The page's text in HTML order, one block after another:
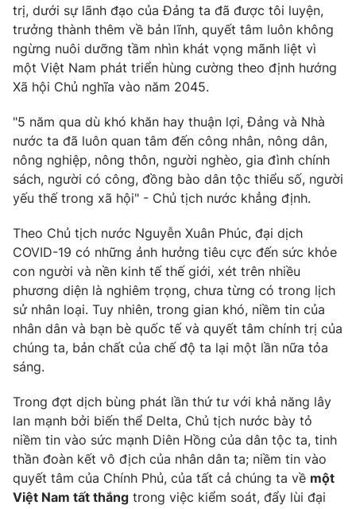
trị, dưới sự lãnh đạo của Đảng ta đã được tôi luyện,
trưởng thành thêm về bản lĩnh, quyết tâm luôn không
ngừng nuôi dưỡng tầm nhìn khát vọng mãnh liệt vì
một Việt Nam phát triển hùng cường theo định hướng
Xã hội Chủ nghĩa vào năm 2045.
"5 năm qua dù khó khăn hay thuận lợi, Đảng và Nhà
nước ta đã luôn quan tâm đến công nhân, nông dân,
nông nghiệp, nông thôn, người nghèo, gia đình chính
sách, người có công, đồng bào dân tộc thiểu số, người
yếu thế trong xã hội" - Chủ tịch nước khẳng định.
Theo Chủ tịch nước Nguyễn Xuân Phúc, đại dịch
COVID-19 có những ảnh hưởng tiêu cực đến sức khỏe
con người và nền kinh tế thế giới, xét trên nhiều
phương diện là nghiêm trọng, chưa từng có trong lịch
sử nhân loại. Tuy nhiên, trong gian khó, niềm tin của
nhân dân và bạn bè quốc tế và quyết tâm chính trị của
chúng ta, bản chất của chế độ ta lại một lần nữa tỏa
sáng.
Trong đợt dịch bùng phát lần thứ tư với khả năng lây
lan mạnh bởi biến thể Delta, Chủ tịch nước bày tỏ
niềm tin vào sức mạnh Diên Hồng của dân tộc ta, tinh
thần đoàn kết vô địch của nhân dân ta; niềm tin vào
quyết tâm của Chính Phủ, của tất cả chúng ta về một
Việt Nam tất thắng trong việc kiểm soát, đẩy lùi đại